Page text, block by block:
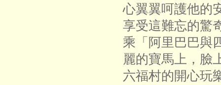
心翼翼呵護他的
享受這難忘的驚
乘「阿里巴巴與
麗的寶馬上，臉
六福村的開心玩